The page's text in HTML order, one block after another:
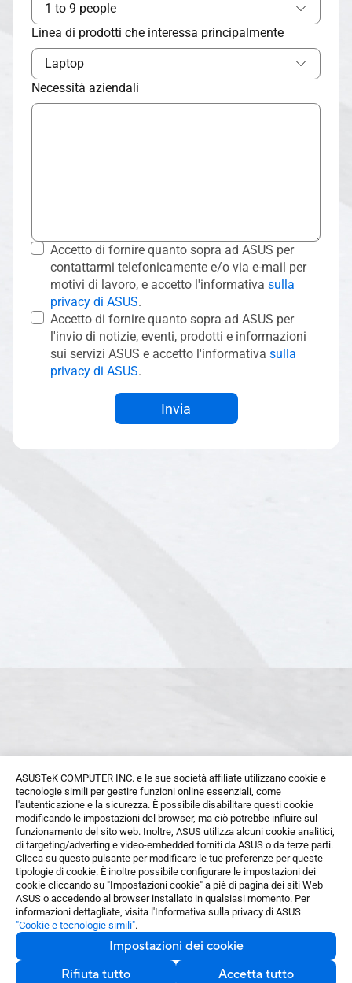
ASUSTeK COMPUTER INC. e le sue società affiliate utilizzano cookie e
tecnologie simili per gestire funzioni online essenziali, come
l'autenticazione e la sicurezza. È possibile disabilitare questi cookie
modificando le impostazioni del browser, ma ciò potrebbe influire sul
funzionamento del sito web. Inoltre, ASUS utilizza alcuni cookie analitici,
di targeting/adverting e video-embedded forniti da ASUS o da terze parti.
Clicca su questo pulsante per modificare le tue preferenze per queste
tipologie di cookie. È inoltre possibile configurare le impostazioni dei
cookie cliccando su "Impostazioni cookie" a piè di pagina dei siti Web
ASUS o accedendo al browser installato in qualsiasi momento. Per
informazioni dettagliate, visita l'Informativa sulla privacy di ASUS
"Cookie e tecnologie simili".
Impostazioni dei cookie
Rifiuta tutto
Accetta tutto
1 to 9 people
Linea di prodotti che interessa principalmente
Laptop
Necessità aziendali
Accetto di fornire quanto sopra ad ASUS per
contattarmi telefonicamente e/o via e-mail per
motivi di lavoro, e accetto l'informativa sulla
privacy di ASUS.
Accetto di fornire quanto sopra ad ASUS per
l'invio di notizie, eventi, prodotti e informazioni
sui servizi ASUS e accetto l'informativa sulla
privacy di ASUS.